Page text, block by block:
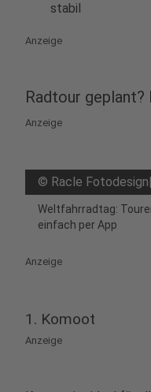
stabil
Anzeige
Radtour
Anzeige
© Racle
Weltfahrradtag:
einfach per App
Anzeige
1. Komoot
Anzeige